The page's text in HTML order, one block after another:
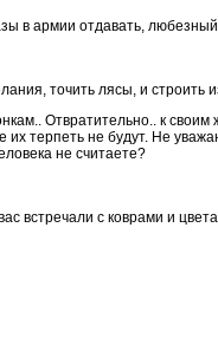
в армии отдавать,
точить лясы, и строить
Отвратительно.. к
терпеть не будут. Не
не считаете?
встречали с коврами и